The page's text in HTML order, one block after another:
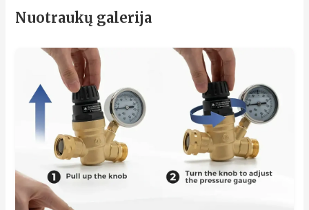
Nuotraukų galerija